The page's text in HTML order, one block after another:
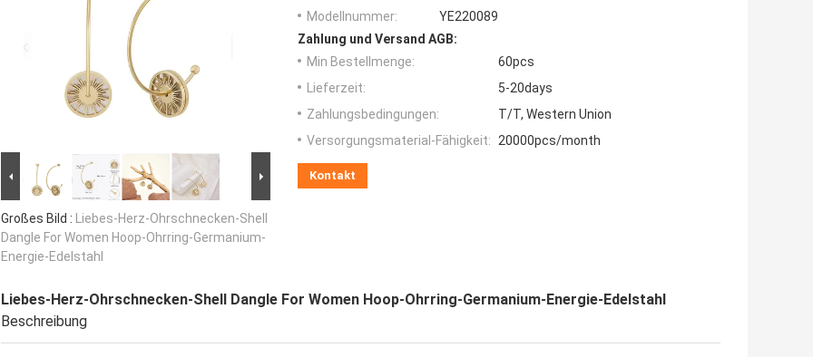
Großes Bild : Liebes-Herz-Ohrschnecken-Shell
Dangle For Women Hoop-Ohrring-Germanium-
Energie-Edelstahl
Modellnummer:
YE220089
Zahlung und Versand AGB:
Min Bestellmenge:
60pcs
Lieferzeit:
5-20days
Zahlungsbedingungen:
T/T, Western Union
Versorgungsmaterial-Fähigkeit: 20000pcs/month
Kontakt
Liebes-Herz-Ohrschnecken-Shell Dangle For Women Hoop-Ohrring-Germanium-Energie-Edelstahl
Beschreibung